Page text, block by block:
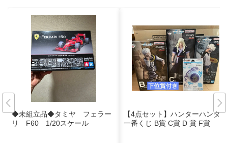
◆未組立品◆タミヤ フェラー
リ F60 1/20スケール
【4点セット】ハンターハンター
一番くじ B賞 C賞 D 賞 F賞